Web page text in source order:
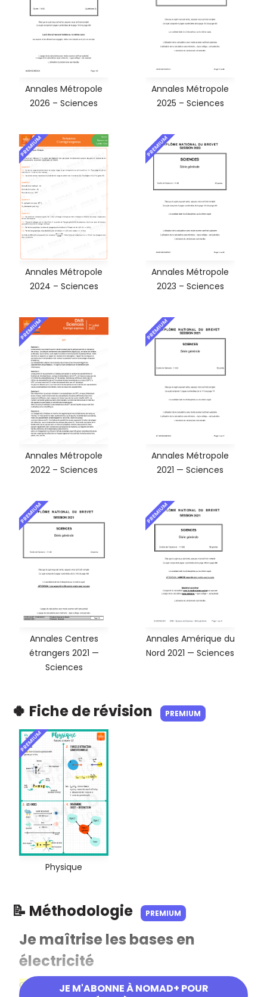
Annales Métropole
2026 – Sciences
Annales Métropole
2025 – Sciences
PREMIUM
Annales Métropole
2024 – Sciences
PREMIUM
Annales Métropole
2023 – Sciences
PREMIUM
Annales Métropole
2022 – Sciences
PREMIUM
Annales Métropole
2021 — Sciences
PREMIUM
Annales Centres
étrangers 2021 —
Sciences
PREMIUM
Annales Amérique du
Nord 2021 — Sciences
🍀 Fiche de révision PREMIUM
PREMIUM
Physique
📝 Méthodologie PREMIUM
JE M'ABONNE À NOMAD+ POUR
Je maîtrise les bases en
électricité
Objectif